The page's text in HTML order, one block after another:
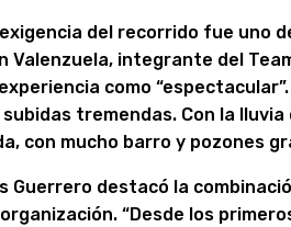
del recorrido fue uno
Valenzuela, integrante del
como “espectacular”.
tremendas. Con la
con mucho barro y pozones
Guerrero destacó la
“Desde los